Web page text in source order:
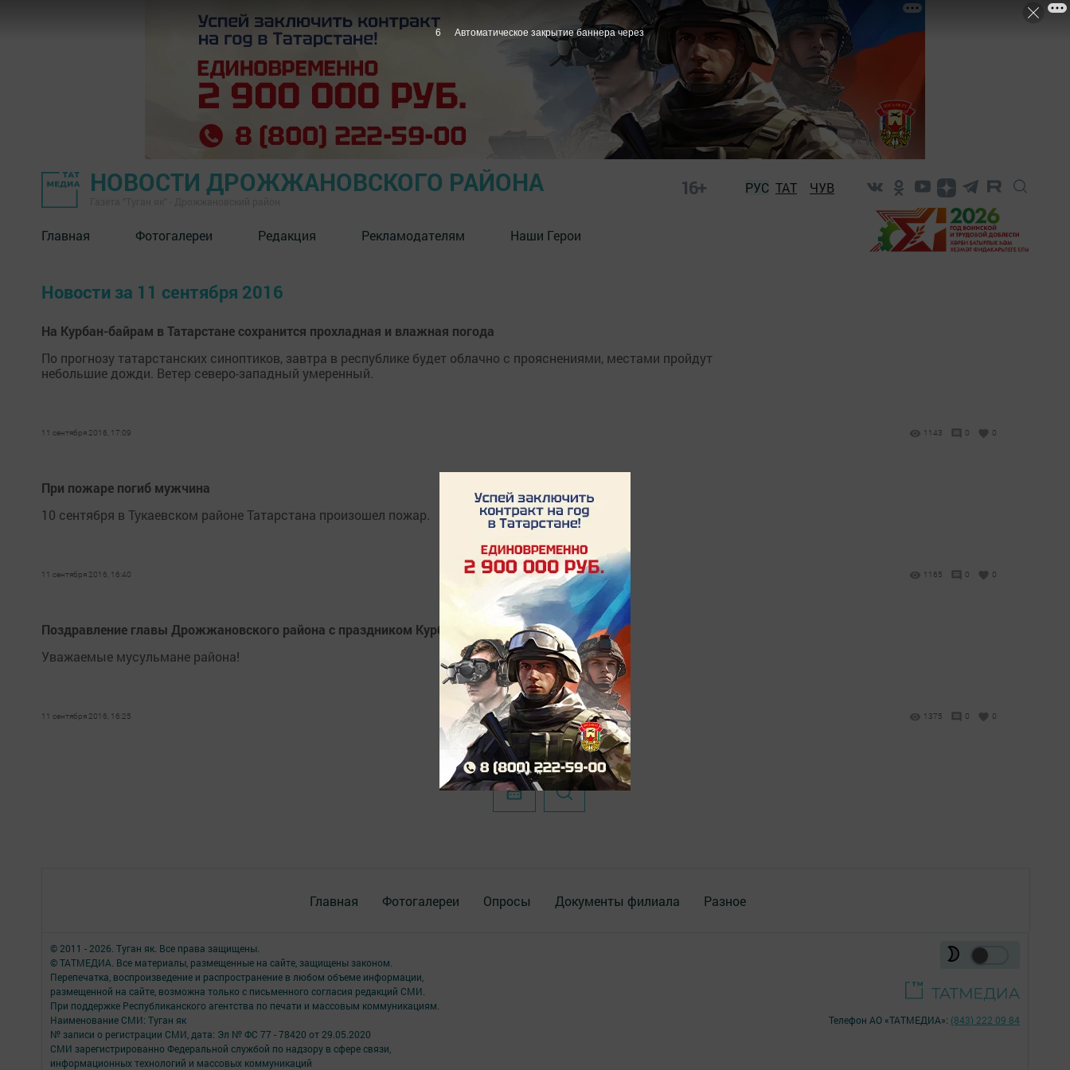
НОВОСТИ ДРОЖЖАНОВСКОГО РАЙОНА 16+ РУС ТАТ ЧУВ
Главная Фотогалереи Редакция Рекламодателям Наши Герои
Новости за 11 сентября 2016
На Курбан-байрам в Татарстане сохранится прохладная и влажная погода
По прогнозу татарстанских синоптиков, завтра в республике будет облачно с прояснениями, местами пройдут
небольшие дожди. Ветер северо-западный умеренный.
11 сентября 2016, 17:09 1143 0 0
При пожаре погиб мужчина
10 сентября в Тукаевском районе Татарстана произошел пожар.
11 сентября 2016, 16:40 1165 0 0
Поздравление главы Дрожжановского района с праздником Курбан-байрам
Уважаемые мусульмане района!
11 сентября 2016, 16:25 1375 0 0
Главная Фотогалереи Опросы Документы филиала Разное
© 2011 - 2026. Туган як. Все права защищены.
© ТАТМЕДИА. Все материалы, размещенные на сайте, защищены законом.
Перепечатка, воспроизведение и распространение в любом объеме информации,
размещенной на сайте, возможна только с письменного согласия редакций СМИ.
При поддержке Республиканского агентства по печати и массовым коммуникациям.
Наименование СМИ: Туган як
№ записи о регистрации СМИ, дата: Эл № ФС 77 - 78420 от 29.05.2020
СМИ зарегистрированно Федеральной службой по надзору в сфере связи,
информационных технологий и массовых коммуникаций
Телефон АО «ТАТМЕДИА»: (843) 222 09 84
6 Автоматическое закрытие баннера через